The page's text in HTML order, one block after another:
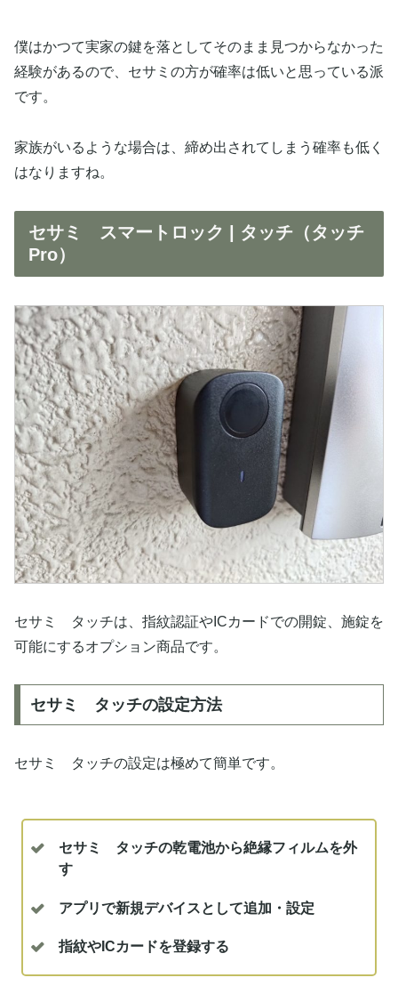
僕はかつて実家の鍵を落としてそのまま見つからなかった
経験があるので、セサミの方が確率は低いと思っている派
です。
家族がいるような場合は、締め出されてしまう確率も低く
はなりますね。
セサミ スマートロック | タッチ（タッチ
Pro）
セサミ タッチは、指紋認証やICカードでの開錠、施錠を
可能にするオプション商品です。
セサミ タッチの設定方法
セサミ タッチの設定は極めて簡単です。
セサミ タッチの乾電池から絶縁フィルムを外
す
アプリで新規デバイスとして追加・設定
指紋やICカードを登録する